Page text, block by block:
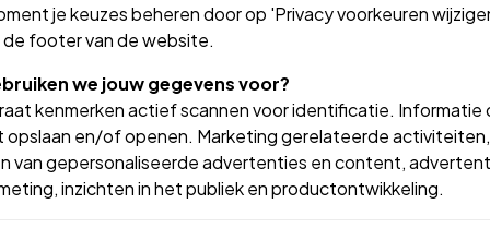
aan ons kenbaar maken
je keuzes beheren door op 'Privacy voorkeuren
de footer van de website.
we jouw gegevens voor?
kenmerken actief scannen voor identificatie. Informatie
opslaan en/of openen. Marketing gerelateerde
van gepersonaliseerde advertenties en content,
inzichten in het publiek en productontwikkeling.